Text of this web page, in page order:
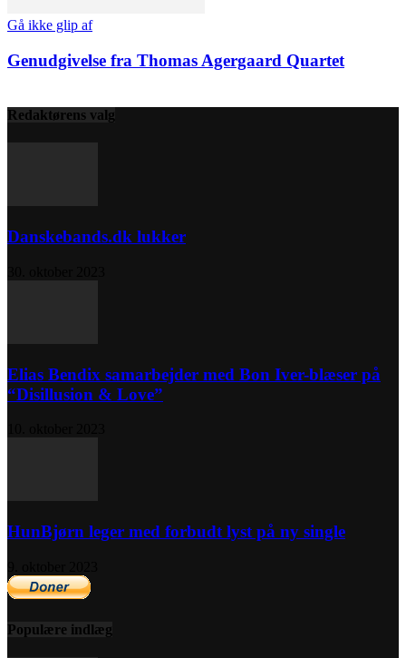
Gå ikke glip af
Genudgivelse fra Thomas Agergaard Quartet
Redaktørens valg
Danskebands.dk lukker
Elias Bendix samarbejder med Bon Iver-blæser på
“Disillusion & Love”
HunBjørn leger med forbudt lyst på ny single
Populære indlæg